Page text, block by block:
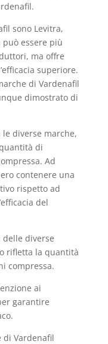
sono Levitra,
essere più
ma offre
superiore.
di Vardenafil
dimostrato di
diverse marche,
di
Ad
contenere una
rispetto ad
del
diverse
rifletta la quantità
compressa.
ai
garantire
di Vardenafil